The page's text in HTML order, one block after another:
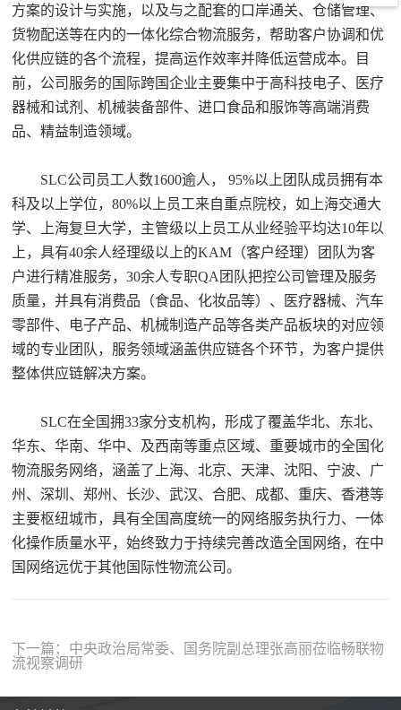
方案的设计与实施，以及与之配套的口岸通关、仓储管理、
货物配送等在内的一体化综合物流服务，帮助客户协调和优
化供应链的各个流程，提高运作效率并降低运营成本。目
前，公司服务的国际跨国企业主要集中于高科技电子、医疗
器械和试剂、机械装备部件、进口食品和服饰等高端消费
品、精益制造领域。
SLC公司员工人数1600逾人， 95%以上团队成员拥有本
科及以上学位，80%以上员工来自重点院校，如上海交通大
学、上海复旦大学，主管级以上员工从业经验平均达10年以
上，具有40余人经理级以上的KAM（客户经理）团队为客
户进行精准服务，30余人专职QA团队把控公司管理及服务
质量，并具有消费品（食品、化妆品等）、医疗器械、汽车
零部件、电子产品、机械制造产品等各类产品板块的对应领
域的专业团队，服务领域涵盖供应链各个环节，为客户提供
整体供应链解决方案。
SLC在全国拥33家分支机构，形成了覆盖华北、东北、
华东、华南、华中、及西南等重点区域、重要城市的全国化
物流服务网络，涵盖了上海、北京、天津、沈阳、宁波、广
州、深圳、郑州、长沙、武汉、合肥、成都、重庆、香港等
主要枢纽城市，具有全国高度统一的网络服务执行力、一体
化操作质量水平，始终致力于持续完善改造全国网络，在中
国网络远优于其他国际性物流公司。
下一篇：中央政治局常委、国务院副总理张高丽莅临畅联物
流视察调研